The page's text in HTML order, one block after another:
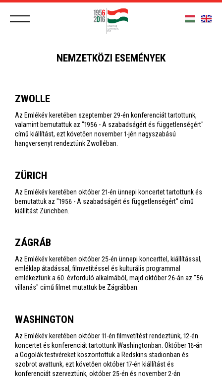
NEMZETKÖZI ESEMÉNYEK
ZWOLLE
Az Emlékév keretében szeptember 29-én konferenciát tartottunk,
valamint bemutattuk az "1956 - A szabadságért és függetlenségért"
című kiállítást, ezt követően november 1-jén nagyszabású
hangversenyt rendeztünk Zwolléban.
ZÜRICH
Az Emlékév keretében október 21-én ünnepi koncertet tartottunk és
bemutattuk az "1956 - A szabadságért és függetlenségért" című
kiállítást Zürichben.
ZÁGRÁB
Az Emlékév keretében október 25-én ünnepi koncerttel, kiállítással,
emléklap átadással, filmvetítéssel és kulturális programmal
emlékeztünk a 60. évforduló alkalmából, majd október 26-án az "56
villanás" című filmet mutattuk be Zágrábban.
WASHINGTON
Az Emlékév keretében október 11-én filmvetítést rendeztünk, 12-én
koncertet és konferenciát tartottunk Washingtonban. Október 16-án
a Gogolák testvéreket köszöntöttük a Redskins stadionban és
szobrot avattunk, ezt követően október 17-én kiállítást és
konferenciát szerveztünk, október 25-én és november 2-án